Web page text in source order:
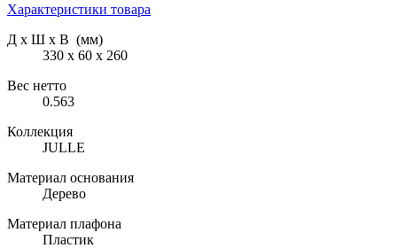
Характеристики товара
Д х Ш х В (мм)
330 х 60 х 260
Вес нетто
0.563
Коллекция
JULLE
Материал основания
Дерево
Материал плафона
Пластик